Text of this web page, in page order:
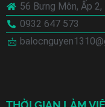
56 Bưng Môn, Ấp
0932 647 573